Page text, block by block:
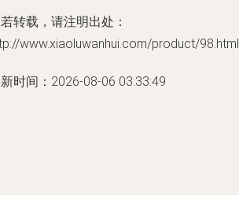
转载，请注明出处：
www.xiaoluwanhui.com/product/98.html
时间：2026-08-06 03:33:49